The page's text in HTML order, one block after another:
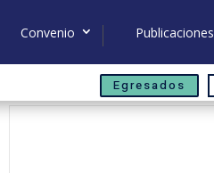
Convenio Publicaciones
Egresados